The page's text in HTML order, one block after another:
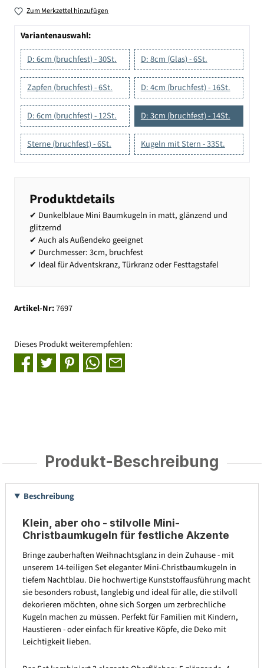
Zum Merkzettel hinzufügen
Variantenauswahl:
D: 6cm (bruchfest) - 30St.
D: 8cm (Glas) - 6St.
Zapfen (bruchfest) - 6St. D: 4cm (bruchfest) - 16St.
D: 6cm (bruchfest) - 12St. D: 3cm (bruchfest) - 14St.
Sterne (bruchfest) - 6St. Kugeln mit Stern - 33St.
Produktdetails
✔ Dunkelblaue Mini Baumkugeln in matt, glänzend und
glitzernd
✔ Auch als Außendeko geeignet
✔ Durchmesser: 3cm, bruchfest
✔ Ideal für Adventskranz, Türkranz oder Festtagstafel
Artikel-Nr:7697
Dieses Produkt weiterempfehlen:
Produkt-Beschreibung
Beschreibung
Klein, aber oho - stilvolle Mini-
Christbaumkugeln für festliche Akzente
Bringe zauberhaften Weihnachtsglanz in dein Zuhause - mit
unserem 14-teiligen Set eleganter Mini-Christbaumkugeln in
tiefem Nachtblau. Die hochwertige Kunststoffausführung macht
sie besonders robust, langlebig und ideal für alle, die stilvoll
dekorieren möchten, ohne sich Sorgen um zerbrechliche
Kugeln machen zu müssen. Perfekt für Familien mit Kindern,
Haustieren - oder einfach für kreative Köpfe, die Deko mit
Leichtigkeit lieben.